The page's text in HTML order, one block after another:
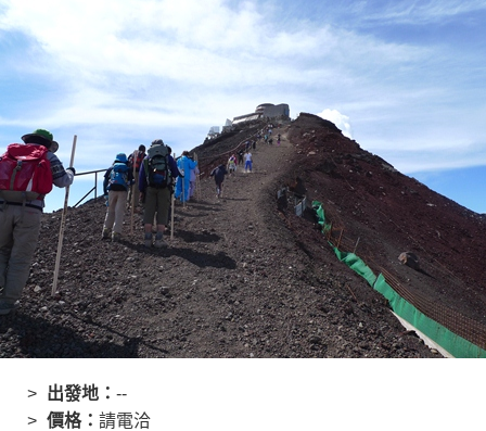
出發地： --
價格： 請電洽